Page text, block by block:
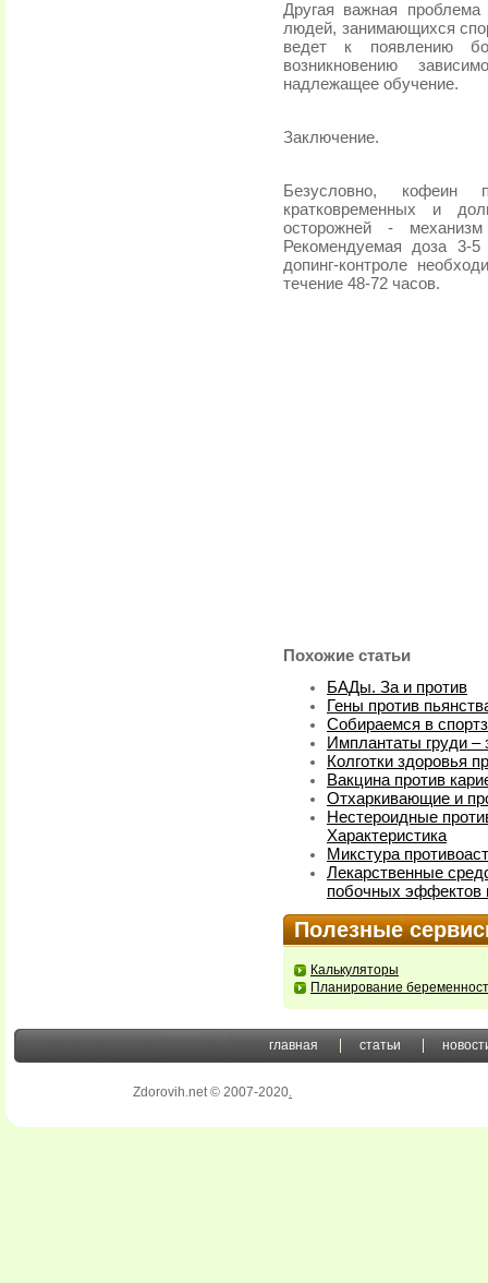
Другая важная
людей, занимающихся
ведет к появлению
возникновению
надлежащее обучение.
Заключение.
Безусловно, кофеин
кратковременных и
осторожней -
Рекомендуемая доза 3-
допинг-контроле
течение 48-72 часов.
Похожие статьи
БАДы. За и против
Гены против
Собираемся в
Имплантаты груди –
Колготки здоровья
Вакцина против
Отхаркивающие и
Нестероидные
Характеристика
Микстура
Лекарственные
побочных эффектов
Полезные
Калькуляторы
Планирование
главная статьи
Zdorovih.net © 2007-2020